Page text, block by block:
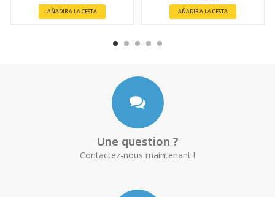
AÑADIR A LA CESTA AÑADIR A LA CESTA
Une question ?
Contactez-nous maintenant !